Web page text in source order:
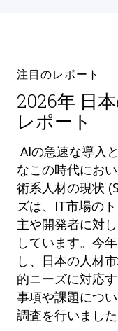
注目のレポート
2026年 日
レポート
AIの急速な導入
なこの時代にお
術系人材の現状
ズは、IT市場の
主や開発者に対
しています。今
し、日本の人材
的ニーズに対応
事項や課題につ
調査を行いました